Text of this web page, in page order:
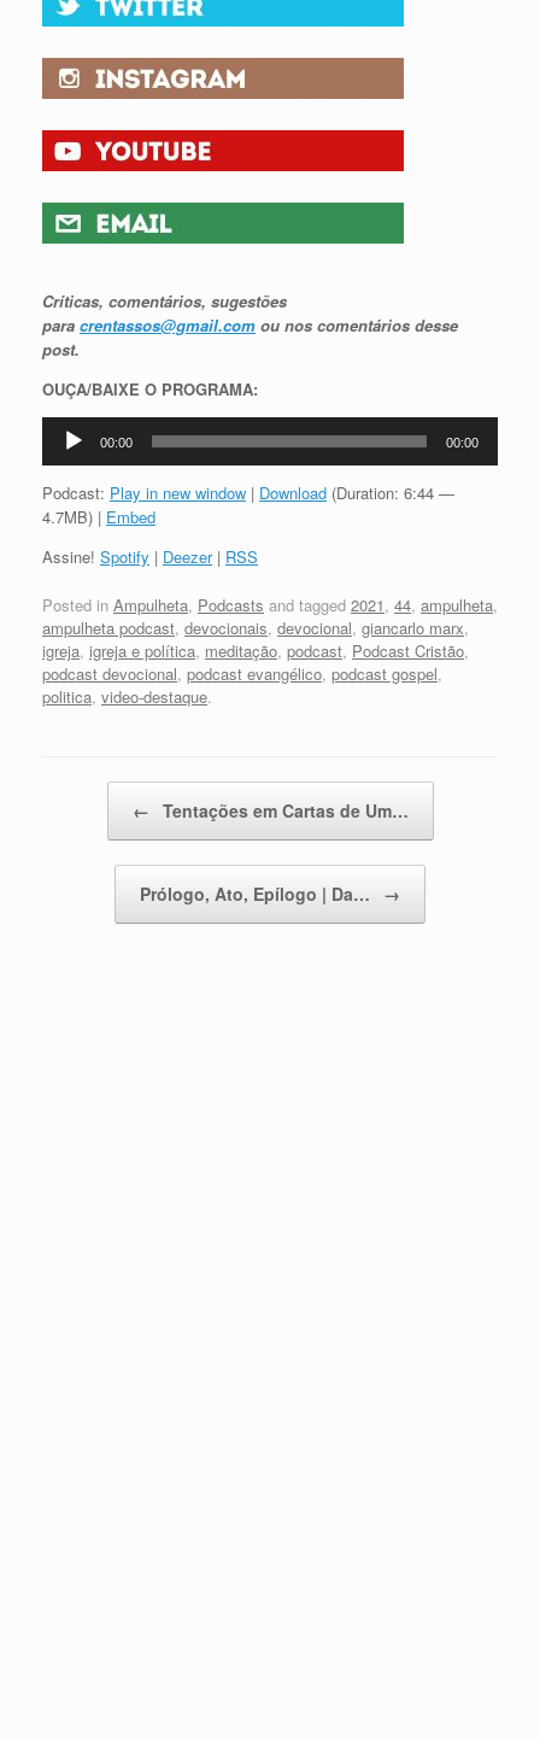
Críticas, comentários, sugestões
para crentassos@gmail.com ou nos comentários desse
post.
OUÇA/BAIXE O PROGRAMA:
Tocador
00:00 00:00
Podcast: Play in new window | Download (Duration: 6:44 —
4.7MB) | Embed
Assine! Spotify | Deezer| RSS
Posted in Ampulheta, Podcasts and tagged 2021, 44, ampulheta,
ampulheta podcast, devocionais, devocional, giancarlo marx,
igreja, igreja e política, meditação, podcast, Podcast Cristão,
podcast devocional, podcast evangélico, podcast gospel,
politica, video-destaque.
← Tentações em Cartas de Um…
Prólogo, Ato, Epílogo | Da… →